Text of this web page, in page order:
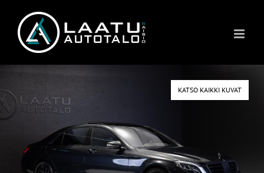
content
KATSO KAIKKI KUVAT